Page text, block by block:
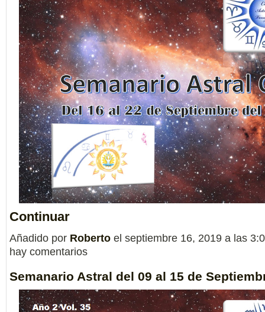
Continuar
Añadido por Roberto el septiembre 16, 2019 a las
hay comentarios
Semanario Astral del 09 al 15 de